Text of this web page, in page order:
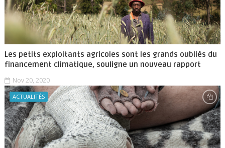
Les petits exploitants agricoles sont les grands oubliés du
financement climatique, souligne un nouveau rapport
Nov 20, 2020
ACTUALITÉS